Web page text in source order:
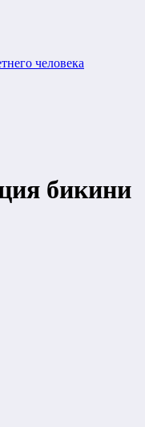
человека
бикини